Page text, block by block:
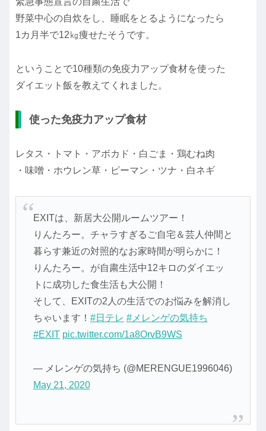
野菜中心の自炊をし、睡眠をとるようになったら
1カ月半で12㎏痩せたそうです。
ということで10種類の免疫力アップ食材を使った
ダイエット飯を教えてくれました。
使った免疫力アップ食材
レタス・トマト・アボカド・白ごま・鶏むね肉
・味噌・ホウレン草・ピーマン・ツナ・白ネギ
EXITは、新居大公開ルームツアー！
りんたろー。チャラすぎるご自宅＆芸人仲間と
暮らす兼近の対照的なお家時間が明らかに！
りんたろー。が自粛生活中12キロのダイエッ
トに成功した食生活も大公開！
そして、EXITの2人の生活でのお悩みを解消し
ちゃいます！ #日テレ #メレンゲの気持ち
#EXIT pic.twitter.com/1a8OrvB9WS
— メレンゲの気持ち (@MERENGUE1996046)
May 21, 2020